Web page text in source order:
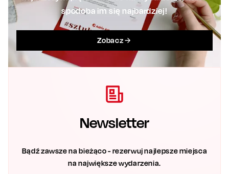
spodoba im się najbardziej!
Zobacz
Newsletter
Bądź zawsze na bieżąco - rezerwuj najlepsze miejsca
na największe wydarzenia.